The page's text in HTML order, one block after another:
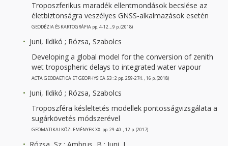
Troposzferikus maradék ellentmondások becslése az
életbiztonságra veszélyes GNSS-alkalmazások esetén
GEODÉZIA ÉS KARTOGRÁFIA pp. 4-12. , 9 p. (2018)
Juni, Ildikó ; Rózsa, Szabolcs
Developing a global model for the conversion of zenith
wet tropospheric delays to integrated water vapour
ACTA GEODAETICA ET GEOPHYSICA 53 : 2 pp. 259-274. , 16 p. (2018)
Juni, Ildikó ; Rózsa, Szabolcs
Troposzféra késleltetés modellek pontosságvizsgálata a
sugárkövetés módszerével
GEOMATIKAI KÖZLEMÉNYEK XX. pp. 29-40. , 12 p. (2017)